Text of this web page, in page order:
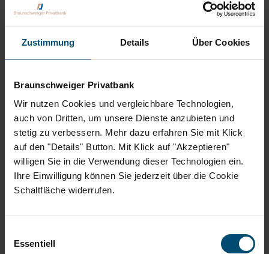
Zustimmung Details Über Cookies
Braunschweiger Privatbank
Wir nutzen Cookies und vergleichbare Technologien,
auch von Dritten, um unsere Dienste anzubieten und
stetig zu verbessern. Mehr dazu erfahren Sie mit Klick
auf den "Details" Button. Mit Klick auf "Akzeptieren"
willigen Sie in die Verwendung dieser Technologien ein.
Ihre Einwilligung können Sie jederzeit über die Cookie
Schaltfläche widerrufen.
Essentiell
Staatliche Investitionen werden die Konsumnachfrage
nachhaltig ankurbeln
Wir haben auf Basis unserer ökonometrischen Modelle die
konjunkturelle Wirkung des Investitions-Boosters errechnet und
Folgejahren jeweils noch 0,85 Prozent bis 0,95 Prozent zusätzliches